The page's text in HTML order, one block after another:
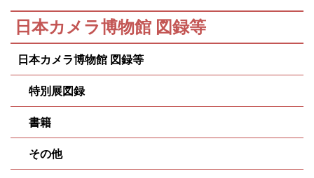
日本カメラ博物館 図録等
日本カメラ博物館 図録等
特別展図録
書籍
その他